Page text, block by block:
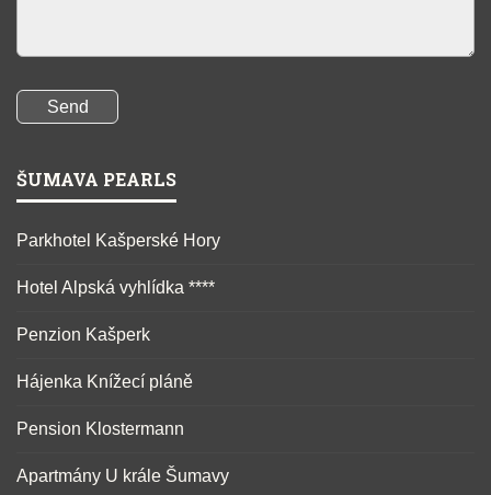
ŠUMAVA PEARLS
Parkhotel Kašperské Hory
Hotel Alpská vyhlídka ****
Penzion Kašperk
Hájenka Knížecí pláně
Pension Klostermann
Apartmány U krále Šumavy